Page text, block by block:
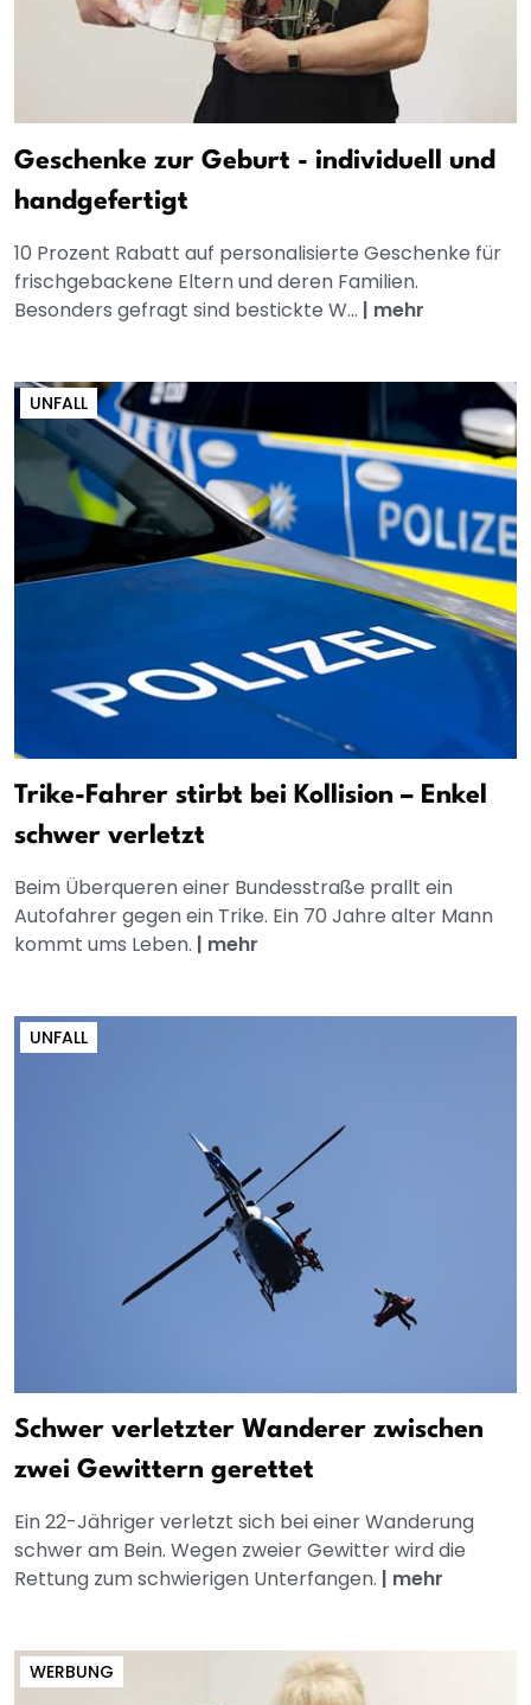
Geschenke zur Geburt - individuell und
handgefertigt
10 Prozent Rabatt auf personalisierte Geschenke für
frischgebackene Eltern und deren Familien.
Besonders gefragt sind bestickte W... | mehr
UNFALL
Trike-Fahrer stirbt bei Kollision – Enkel
schwer verletzt
Beim Überqueren einer Bundesstraße prallt ein
Autofahrer gegen ein Trike. Ein 70 Jahre alter Mann
kommt ums Leben. | mehr
UNFALL
Schwer verletzter Wanderer zwischen
zwei Gewittern gerettet
Ein 22-Jähriger verletzt sich bei einer Wanderung
schwer am Bein. Wegen zweier Gewitter wird die
Rettung zum schwierigen Unterfangen. | mehr
WERBUNG